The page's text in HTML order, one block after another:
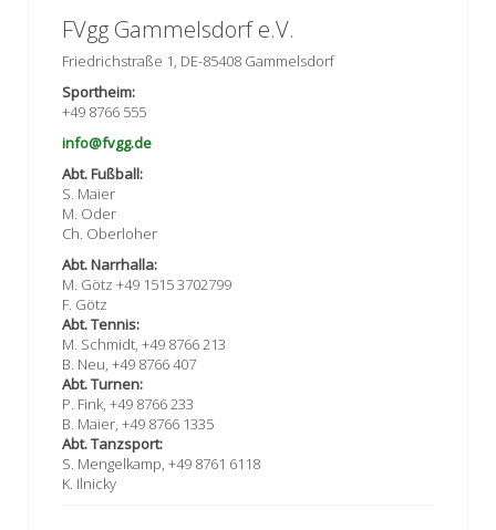
FVgg Gammelsdorf e.V.
Friedrichstraße 1, DE-85408 Gammelsdorf
Sportheim:
+49 8766 555
info@fvgg.de
Abt. Fußball:
S. Maier
M. Oder
Ch. Oberloher
Abt. Narrhalla:
M. Götz +49 1515 3702799
F. Götz
Abt. Tennis:
M. Schmidt, +49 8766 213
B. Neu, +49 8766 407
Abt. Turnen:
P. Fink, +49 8766 233
B. Maier, +49 8766 1335
Abt. Tanzsport:
S. Mengelkamp, +49 8761 6118
K. Ilnicky